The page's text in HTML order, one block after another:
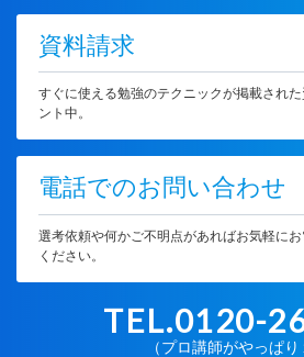
資料請求
すぐに使える勉強のテクニックが掲載され
ント中。
電話でのお問い合わせ
選考依頼や何かご不明点があればお気軽に
ください。
TEL.0120-
（プロ講師がやっぱり